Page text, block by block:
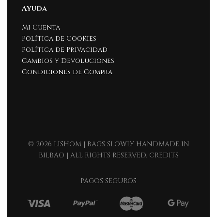
Ayuda
Mi Cuenta
Política de Cookies
Política de Privacidad
Cambios y Devoluciones
Condiciones de Compra
© 2026 LISHOM | BAGS SLOWLY HANDMADE IN
BILBAO | ALL RIGHTS RESERVED. CREDITS
PAGOS SEGUROS